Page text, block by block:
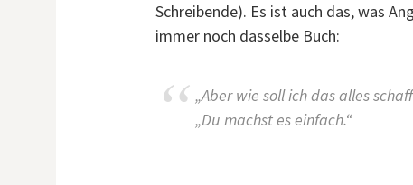
Schreibende). Es ist auch das, was
immer noch dasselbe Buch:
„Aber wie soll ich das alles
„Du machst es einfach.“